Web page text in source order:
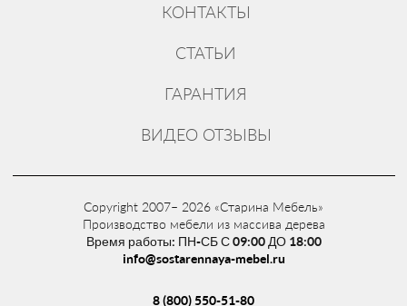
КОНТАКТЫ
СТАТЬИ
ГАРАНТИЯ
ВИДЕО ОТЗЫВЫ
Copyright 2007– 2026 «Старина Мебель»
Производство мебели из массива дерева
Время работы: ПН-СБ С 09:00 ДО 18:00
info@sostarennaya-mebel.ru
8 (800) 550-51-80